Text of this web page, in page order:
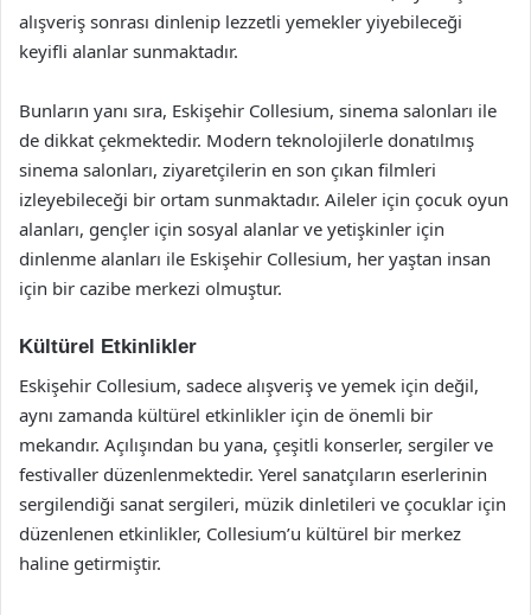
alışveriş sonrası dinlenip lezzetli yemekler yiyebileceği
keyifli alanlar sunmaktadır.
Bunların yanı sıra, Eskişehir Collesium, sinema salonları ile
de dikkat çekmektedir. Modern teknolojilerle donatılmış
sinema salonları, ziyaretçilerin en son çıkan filmleri
izleyebileceği bir ortam sunmaktadır. Aileler için çocuk oyun
alanları, gençler için sosyal alanlar ve yetişkinler için
dinlenme alanları ile Eskişehir Collesium, her yaştan insan
için bir cazibe merkezi olmuştur.
Kültürel Etkinlikler
Eskişehir Collesium, sadece alışveriş ve yemek için değil,
aynı zamanda kültürel etkinlikler için de önemli bir
mekandır. Açılışından bu yana, çeşitli konserler, sergiler ve
festivaller düzenlenmektedir. Yerel sanatçıların eserlerinin
sergilendiği sanat sergileri, müzik dinletileri ve çocuklar için
düzenlenen etkinlikler, Collesium’u kültürel bir merkez
haline getirmiştir.